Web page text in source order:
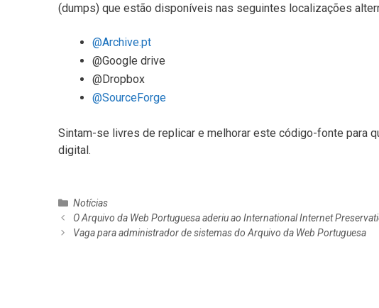
(dumps) que estão disponíveis nas seguintes localizações
@Archive.pt
@Google drive
@Dropbox
@SourceForge
Sintam-se livres de replicar e melhorar este código-fonte para
digital.
C
a
t
Notícias
N
a
O Arquivo da Web Portuguesa aderiu ao International Internet
Vaga para administrador de sistemas do Arquivo da Web Portuguesa